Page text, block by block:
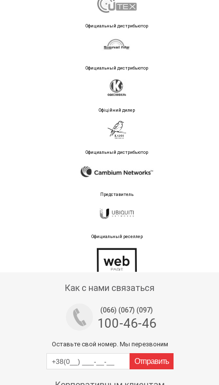
Официальный дистрибьютор
Официальный дистрибьютор
Офіційний дилер
Официальный дистрибьютор
Представитель
Официальный реселлер
Как с нами связаться
(066) (067) (097)
100-46-46
Оставьте свой номер. Мы перезвоним